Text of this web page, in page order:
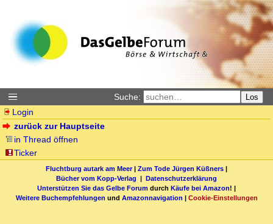
Suche: Los
Login
zurück zur Hauptseite
in Thread öffnen
Ticker
Fluchtburg autark am Meer| Zum Tode Jürgen Küßners |
Bücher vom Kopp-Verlag | Datenschutzerklärung
Unterstützen Sie das Gelbe Forum durch Käufe bei Amazon! |
Weitere Buchempfehlungen und Amazonnavigation | Cookie-Einstellungen